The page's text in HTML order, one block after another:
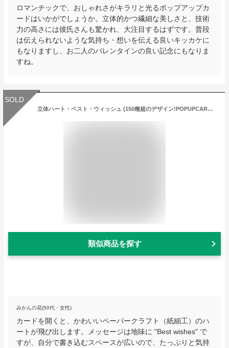
ロマンチックで、おしゃれさがキラリと光るポップアップカ
ードはいかがでしょうか。立体的かつ繊細な美しさと、技術
力の高さには彼氏さんも驚かれ、大注目するはずです。普段
は伝えられないような気持ち・想いを伝える良いキッカケに
もなりますし、お二人のバレンタインの良い記念にもなりま
すね。
SOLD
立体ハート・ベスト・ウィッシュ (150種超のデザイン!POPUPCARD専門店 ・ポップアップカード屋さん）【誕生日】【バレンタイン】【グリーティング】【クリスマス】【プレゼント】【ギフト】【入学】【卒業】【出産】【結婚祝い】
類似商品を探す
みかんの花(50代・女性)
カードを開くと、かわいいペーパークラフト（紙細工）のハ
ートが飛び出します。メッセージは地味に "Best wishes" で
すが、自分で書き込むスペースが広いので、たっぷりと気持